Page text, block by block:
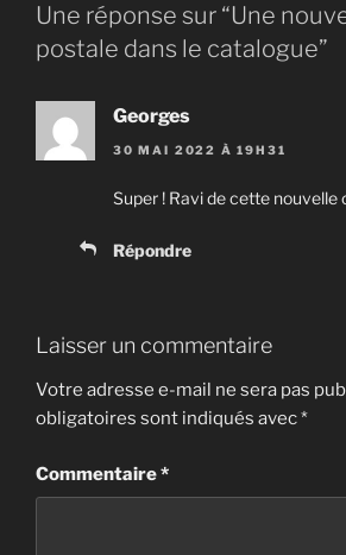
Une réponse sur “Une
postale dans le catalogue”
Georges
30 MAI 2022 À 19H31
Super ! Ravi de cette nouvelle
Répondre
Laisser un commentaire
Votre adresse e-mail ne sera pas
obligatoires sont indiqués avec*
Commentaire*